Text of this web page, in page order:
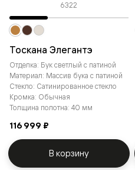
6322
Тоскана Элегантэ
Отделка: Бук светлый с патиной
Материал: Массив бука с патиной
Стекло: Сатинированное стекло
Кромка: Обычная
Толщина полотна: 40 мм
116 999 ₽
В корзину